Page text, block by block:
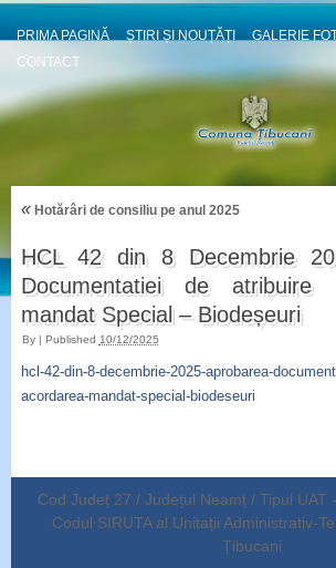
PRIMA PAGINĂ ȘTIRI ȘI NOUȚĂȚI GALERIE
CONTACT
«Hotărâri de consiliu pe anul 2025
HCL 42 din 8 Decembrie
Documentatiei de atribuire
mandat Special – Biodeșeuri
By | Published 10/12/2025
hcl-42-din-8-decembrie-2025-aprobarea-
acordarea-mandat-special-biodeseuri
Cod Județ 27 / Județul Neamț / Tipul UAT
Codul SIRUTA al Unitații Administrativ-
Țibucani